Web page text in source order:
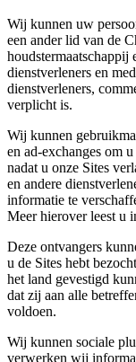
Wij kunnen uw
een ander lid van de
houdstermaatschappij
dienstverleners en
dienstverleners,
verplicht is.
Wij kunnen
en ad-exchanges om
nadat u onze Sites
en andere
informatie te
Meer hierover leest u
Deze ontvangers
u de Sites hebt
het land gevestigd
dat zij aan alle
voldoen.
Wij kunnen sociale
verwerken wij